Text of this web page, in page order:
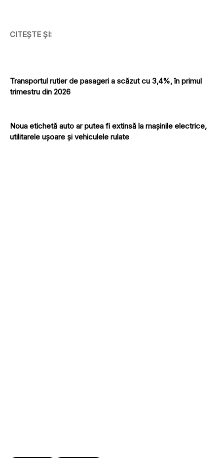
CITEȘTE ȘI:
Transportul rutier de pasageri a scăzut cu 3,4%, în primul
trimestru din 2026
Noua etichetă auto ar putea fi extinsă la mașinile electrice,
utilitarele ușoare și vehiculele rulate